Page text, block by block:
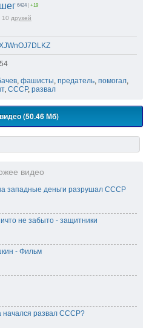
6424 +19
10 друзей
, фашисты, предатель, помогал,
, СССР, развал
(50.46 Мб)
видео
западные деньги разрушал СССР
не забыто - защитники
- Фильм
начался развал СССР?